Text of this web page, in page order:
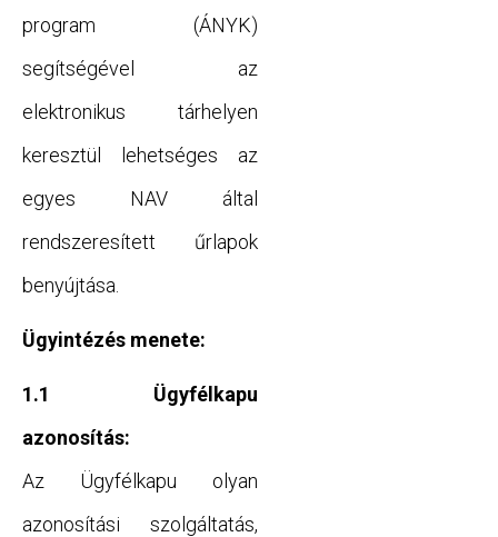
program (ÁNYK)
segítségével az
elektronikus tárhelyen
keresztül lehetséges az
egyes NAV által
rendszeresített űrlapok
benyújtása.
Ügyintézés menete:
1.1 Ügyfélkapu
azonosítás:
Az Ügyfélkapu olyan
azonosítási szolgáltatás,